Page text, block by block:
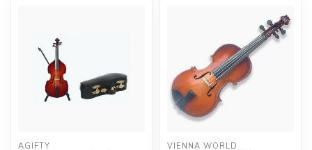
AGIFTY VIENNA WORLD